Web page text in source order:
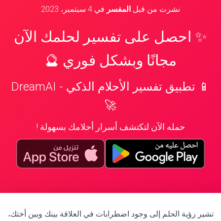
نشرت من قبل المفسر في 4 سبتمبر، 2023
✨ احصل على تفسير لحلمك الآن
مجانًا وبشكل فوري 🔮
📱 تطبيق تفسير الأحلام الذكي - DreamAI
🚀
حمله الآن لتكتشف أسرار أحلامك بسهولة !
تشير رؤية الحلم إلى وجود اضطرابات في العلاقة بينك وبين أختك،